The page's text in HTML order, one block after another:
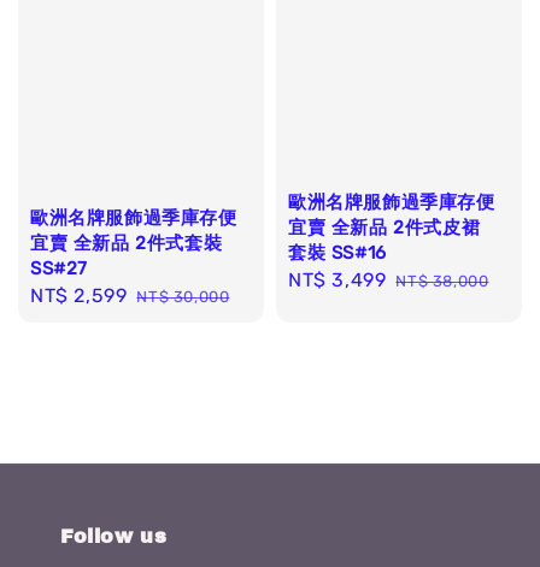
歐洲名牌服飾過季庫存便
宜賣 全新品 2件式套裝
SS#27
Sale
NT$ 2,599 Regular
NT$ 30,000
歐洲名牌服飾過季庫存便
宜賣 全新品 2件式皮裙
套裝 SS#16
Sale
NT$ 3,499 Regular
NT$ 38,000
Follow us